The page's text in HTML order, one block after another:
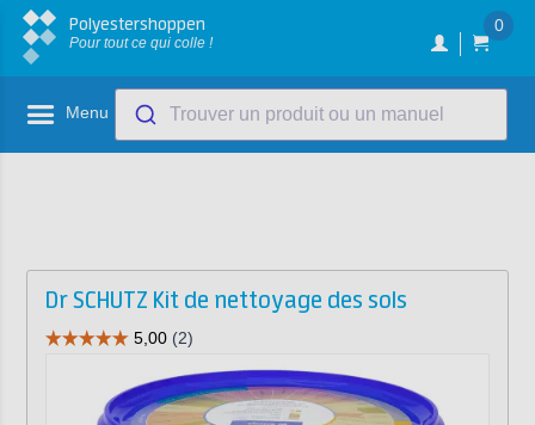
Polyestershoppen
Pour tout ce qui colle !
0
Menu Trouver un produit ou un manuel
Dr SCHUTZ Kit de nettoyage des sols